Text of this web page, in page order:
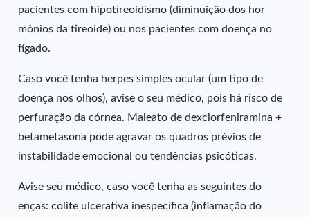
pacientes com hipotireoidismo (diminuição dos hor
mônios da tireoide) ou nos pacientes com doença no
fígado.
Caso você tenha herpes simples ocular (um tipo de
doença nos olhos), avise o seu médico, pois há risco de
perfuração da córnea. Maleato de dexclorfeniramina +
betametasona pode agravar os quadros prévios de
instabilidade emocional ou tendências psicóticas.
Avise seu médico, caso você tenha as seguintes do
enças: colite ulcerativa inespecífica (inflamação do